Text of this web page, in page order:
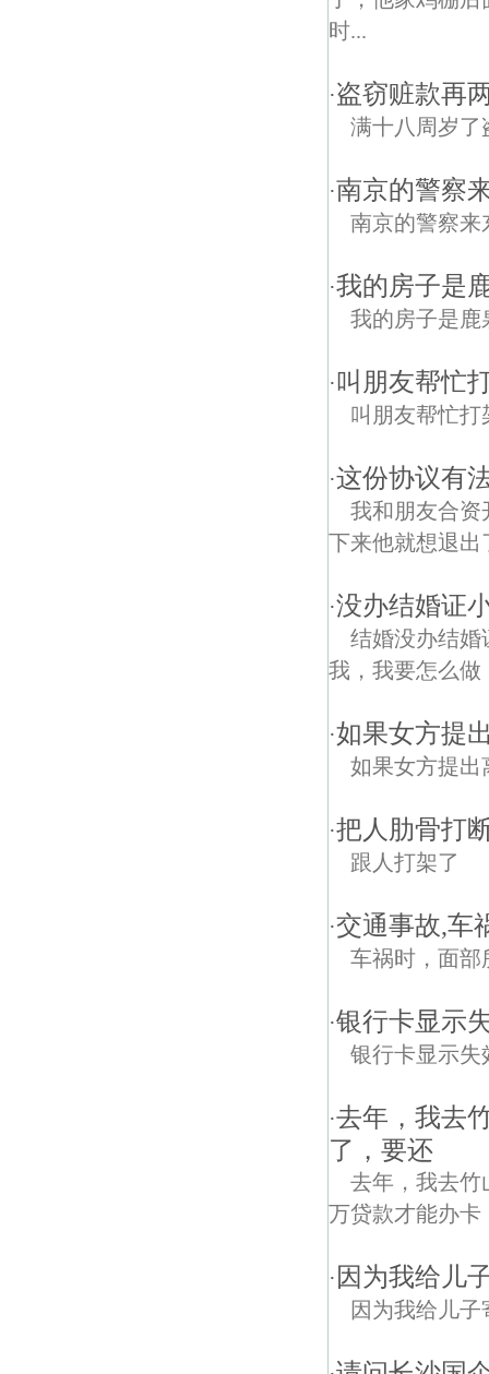
时...
·盗窃赃款再
满十八周岁了
·南京的警察
南京的警察来
·我的房子是
我的房子是鹿
·叫朋友帮忙
叫朋友帮忙
·这份协议有
我和朋友合资
下来他就想退出
·没办结婚证
结婚没办结婚
我，我要怎么做
·如果女方提
如果女方提出
·把人肋骨打
跟人打架了
·交通事故,车
车祸时，面部
·银行卡显示
银行卡显示失
·去年，我去
了，要还
去年，我去竹
万贷款才能办卡
· 因为我给儿
因为我给儿